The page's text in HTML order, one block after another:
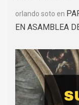
orlando soto en
EN ASAMBLEA